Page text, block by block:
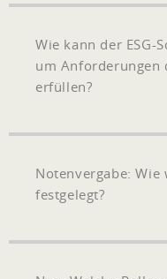
Wie kann der ESG-
um Anforderungen
erfüllen?
Notenvergabe: Wie
festgelegt?